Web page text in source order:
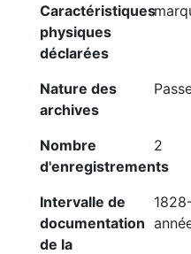
Caractéristiques
physiques
déclarées
Nature des
archives
Nombre
d'enregistrements
2
Intervalle de
documentation
de la